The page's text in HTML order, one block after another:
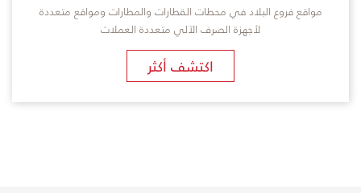
مواقع فروع البلاد في محطات القطارات والمطارات ومواقع متعددة
لأجهزة الصرف الآلي متعددة العملات
اكتشف أكثر